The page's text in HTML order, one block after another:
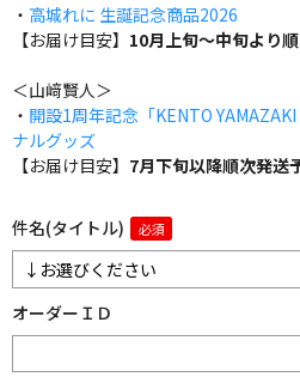
・ 高城れに 生誕記念商品2026
【お届け目安】 10月上旬～中旬より
＜山﨑賢人＞
・ 開設1周年記念「KENTO
ナルグッズ
【お届け目安】 7月下旬以降順次発送
件名(タイトル)
オーダーＩＤ